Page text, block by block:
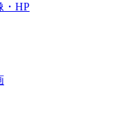
・HP